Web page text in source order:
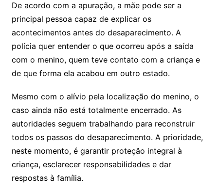
De acordo com a apuração, a mãe pode ser a
principal pessoa capaz de explicar os
acontecimentos antes do desaparecimento. A
polícia quer entender o que ocorreu após a saída
com o menino, quem teve contato com a criança e
de que forma ela acabou em outro estado.
Mesmo com o alívio pela localização do menino, o
caso ainda não está totalmente encerrado. As
autoridades seguem trabalhando para reconstruir
todos os passos do desaparecimento. A prioridade,
neste momento, é garantir proteção integral à
criança, esclarecer responsabilidades e dar
respostas à família.